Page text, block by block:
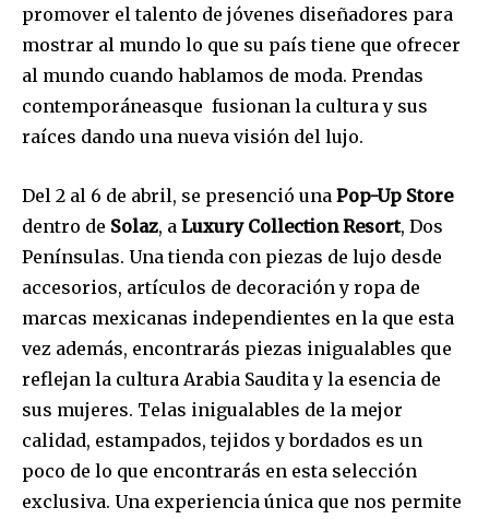
promover el talento de jóvenes diseñadores para
mostrar al mundo lo que su país tiene que ofrecer
al mundo cuando hablamos de moda. Prendas
contemporáneasque ​ fusionan la cultura y sus
raíces dando una nueva visión del lujo.
Del 2 al 6 de abril, se presenció una Pop-Up Store
dentro de Solaz, a Luxury Collection Resort, Dos
Penínsulas. Una tienda con piezas de lujo desde
accesorios, artículos de decoración y ropa de
marcas mexicanas independientes en la que esta
vez además, encontrarás piezas inigualables que
reflejan la cultura Arabia Saudita y la esencia de
sus mujeres. Telas inigualables de la mejor
calidad, estampados, tejidos y bordados es un
poco de lo que encontrarás en esta selección
exclusiva. Una experiencia única que nos permite